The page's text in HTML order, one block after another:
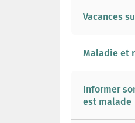
Vacances
Maladie et
Informer
est malade